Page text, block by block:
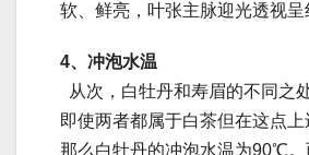
软、鲜亮，叶张主脉迎光透视呈
4、冲泡水温
从次，白牡丹和寿眉的不同之
即使两者都属于白茶但在这点上
那么白牡丹的冲泡水温为90℃。